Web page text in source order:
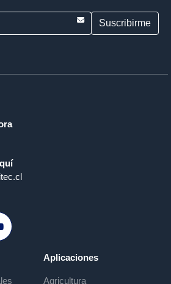
E-mail
Ir a Youtube
Aplicaciones
Agricultura